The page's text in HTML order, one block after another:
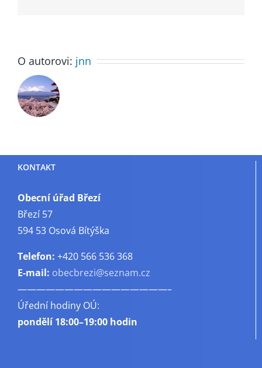
O autorovi: jnn
KONTAKT
Obecní úřad Březí
Březí 57
594 53 Osová Bítýška
Telefon: +420 566 536 368
E-mail: obecbrezi@seznam.cz
————————————————–
Úřední hodiny OÚ:
pondělí18:00–19:00 hodin